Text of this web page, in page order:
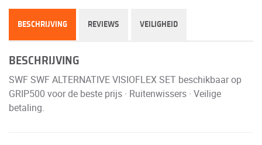
BESCHRIJVING REVIEWS VEILIGHEID
BESCHRIJVING
SWF SWF ALTERNATIVE VISIOFLEX SET beschikbaar op
GRIP500 voor de beste prijs · Ruitenwissers · Veilige
betaling.